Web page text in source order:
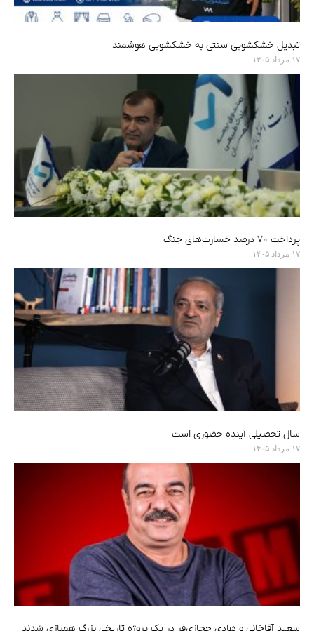
تبدیل خشکشویی سنتی به خشکشویی هوشمند
۱۷ مرداد ۱۴۰۵
پرداخت ۷۰ درصد خسارت‌های جنگ
۱۷ مرداد ۱۴۰۵
سال تحصیلی آینده حضوری است
۱۷ مرداد ۱۴۰۵